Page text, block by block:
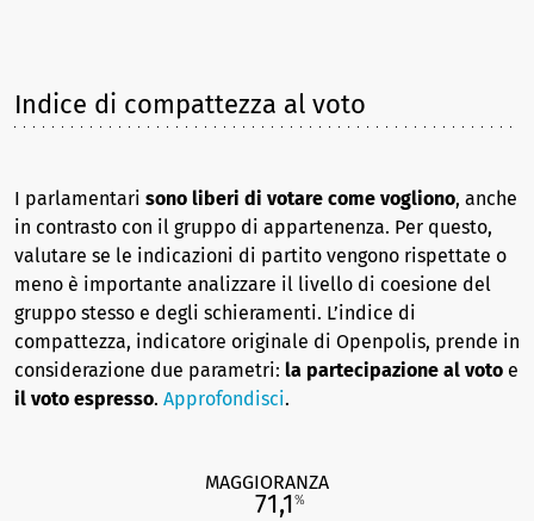
Indice di compattezza al voto
I parlamentari sono liberi di votare come vogliono, anche
in contrasto con il gruppo di appartenenza. Per questo,
valutare se le indicazioni di partito vengono rispettate o
meno è importante analizzare il livello di coesione del
gruppo stesso e degli schieramenti. L’indice di
compattezza, indicatore originale di Openpolis, prende in
considerazione due parametri: la partecipazione al voto e
il voto espresso. Approfondisci.
MAGGIORANZA
71,1%